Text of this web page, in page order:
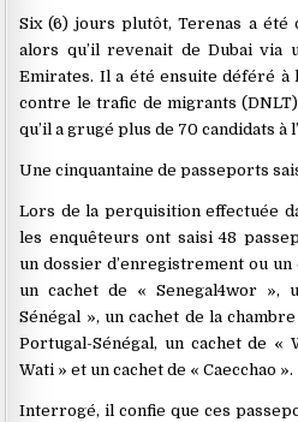
Six (6) jours plutôt, Terenas a été
alors qu’il revenait de Dubai via
Emirates. Il a été ensuite déféré à
contre le trafic de migrants
qu’il a grugé plus de 70 candidats à
Une cinquantaine de passeports
Lors de la perquisition effectuée
les enquêteurs ont saisi 48
un dossier d’enregistrement ou
un cachet de « Senegal4wor »,
Sénégal », un cachet de la
Portugal-Sénégal, un cachet de «
Wati » et un cachet de « Caecchao ».
Interrogé, il confie que ces